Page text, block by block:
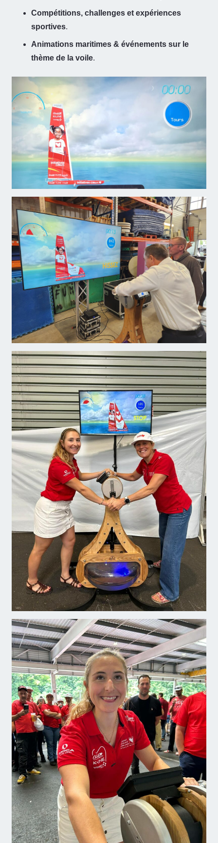
Compétitions, challenges et expériences
sportives.
Animations maritimes & événements sur le
thème de la voile.